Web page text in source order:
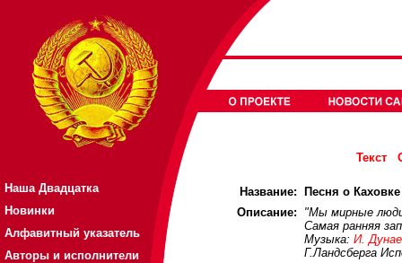
Наша Двадцатка
Новинки
Алфавитный указатель
Авторы и исполнители
Текст
Название:
Песня о Каховке
Описание:
"Мы мирные
Самая ранняя
Музыка: И.
Г.Ландсберга